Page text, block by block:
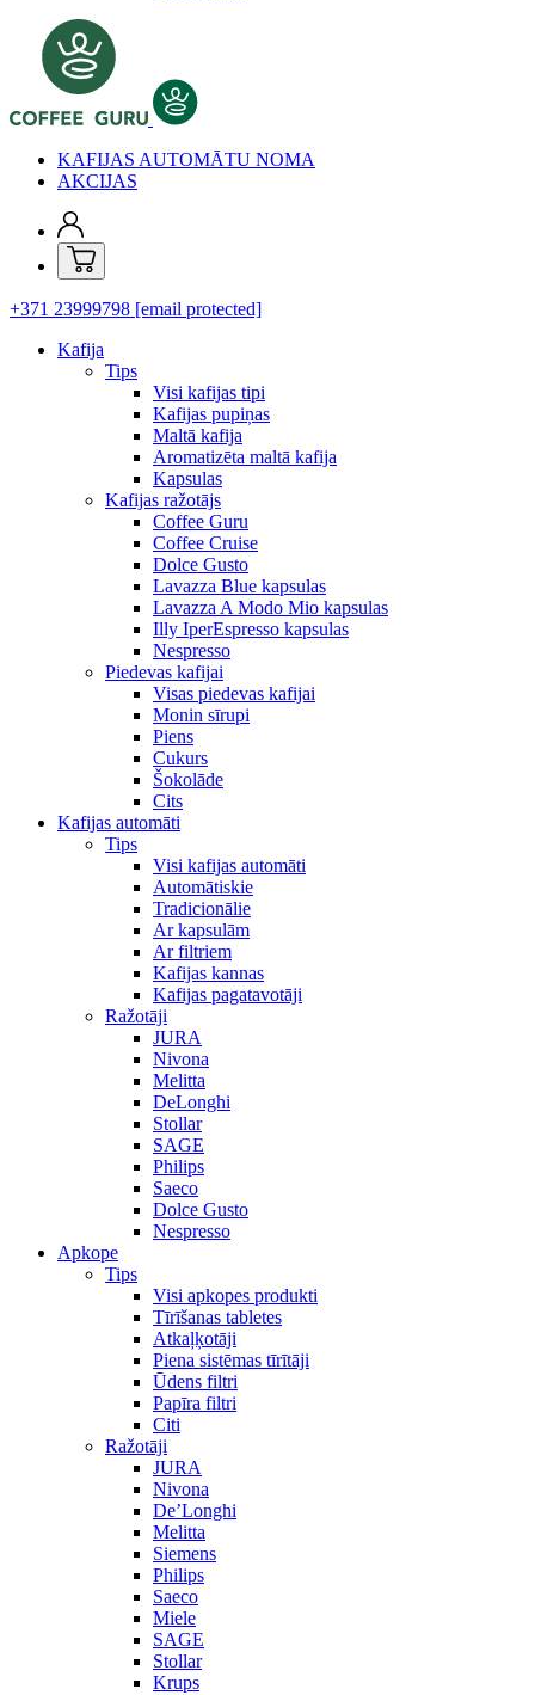
KAFIJAS AUTOMĀTU NOMA
AKCIJAS
+371 23999798 [email protected]
Kafija
Tips
Visi kafijas tipi
Kafijas pupiņas
Maltā kafija
Aromatizēta maltā kafija
Kapsulas
Kafijas ražotājs
Coffee Guru
Coffee Cruise
Dolce Gusto
Lavazza Blue kapsulas
Lavazza A Modo Mio kapsulas
Illy IperEspresso kapsulas
Nespresso
Piedevas kafijai
Visas piedevas kafijai
Monin sīrupi
Piens
Cukurs
Šokolāde
Cits
Kafijas automāti
Tips
Visi kafijas automāti
Automātiskie
Tradicionālie
Ar kapsulām
Ar filtriem
Kafijas kannas
Kafijas pagatavotāji
Ražotāji
JURA
Nivona
Melitta
DeLonghi
Stollar
SAGE
Philips
Saeco
Dolce Gusto
Nespresso
Apkope
Tips
Visi apkopes produkti
Tīrīšanas tabletes
Atkaļķotāji
Piena sistēmas tīrītāji
Ūdens filtri
Papīra filtri
Citi
Ražotāji
JURA
Nivona
De’Longhi
Melitta
Siemens
Philips
Saeco
Miele
SAGE
Stollar
Krups